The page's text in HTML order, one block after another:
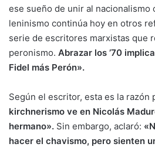
ese sueño de unir al nacionalismo
leninismo continúa hoy en otros
serie de escritores marxistas que
peronismo. Abrazar los ’70
Fidel más Perón».
Según el escritor, esta es la razón
kirchnerismo ve en Nicolás
hermano». Sin embargo, aclaró:
hacer el chavismo, pero sienten